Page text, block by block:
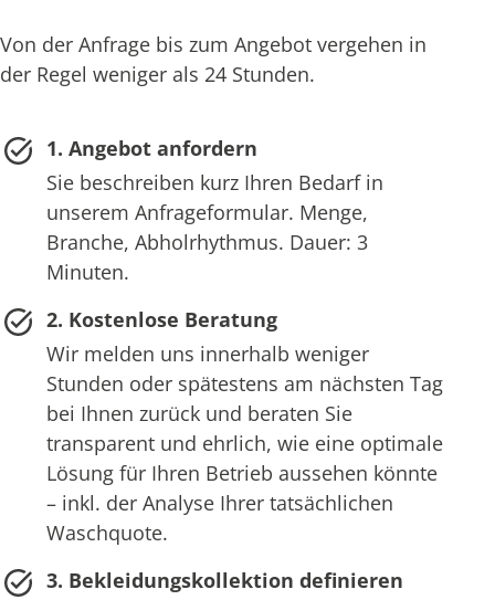
Von der Anfrage bis zum Angebot vergehen in
der Regel weniger als 24 Stunden.
1. Angebot anfordern
Sie beschreiben kurz Ihren Bedarf in
unserem Anfrageformular. Menge,
Branche, Abholrhythmus. Dauer: 3
Minuten.
2. Kostenlose Beratung
Wir melden uns innerhalb weniger
Stunden oder spätestens am nächsten Tag
bei Ihnen zurück und beraten Sie
transparent und ehrlich, wie eine optimale
Lösung für Ihren Betrieb aussehen könnte
– inkl. der Analyse Ihrer tatsächlichen
Waschquote.
3. Bekleidungskollektion definieren